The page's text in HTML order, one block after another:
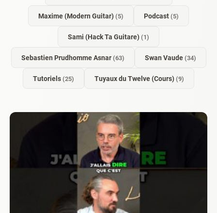
Maxime (Modern Guitar)(5) Podcast(5)
Sami (Hack Ta Guitare)(1)
Sebastien Prudhomme Asnar(63) Swan Vaude(34)
Tutoriels(25) Tuyaux du Twelve (Cours)(9)